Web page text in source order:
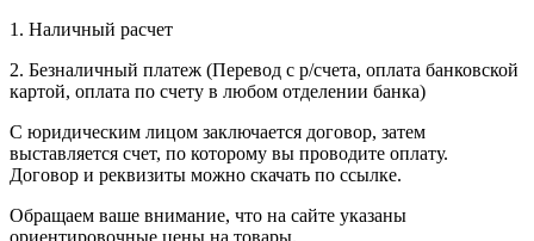
1. Наличный расчет
2. Безналичный платеж (Перевод с р/счета, оплата банковской
картой, оплата по счету в любом отделении банка)
С юридическим лицом заключается договор, затем
выставляется счет, по которому вы проводите оплату.
Договор и реквизиты можно скачать по ссылке.
Обращаем ваше внимание, что на сайте указаны
ориентировочные цены на товары.